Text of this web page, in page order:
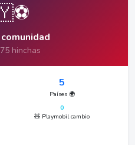
hinchas
5
Países 🌍
0
🧸 Playmobil cambio